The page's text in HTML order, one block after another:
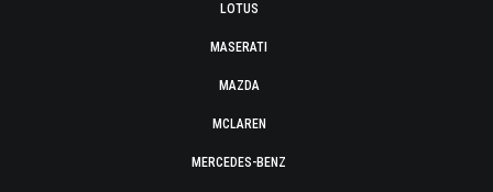
LOTUS
MASERATI
MAZDA
MCLAREN
MERCEDES-BENZ